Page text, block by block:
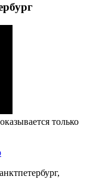
только